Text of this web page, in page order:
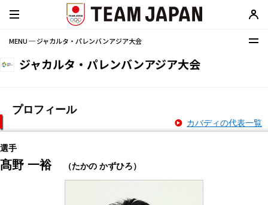
MENU ─ ジャカルタ・パレンバンアジア大会
ジャカルタ・パレンバンアジア大会
プロフィール
カバディの代表一覧
選手
髙野 一裕 （たかの かずひろ）